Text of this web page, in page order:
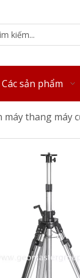
Các sản phẩm
máy thang máy